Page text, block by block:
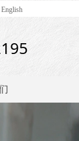
English